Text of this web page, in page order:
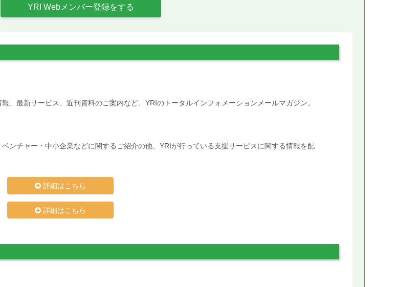
YRI Webメンバー登録をする
、最新サービス、近刊資料のご案内など、YRIのトータルインフォメーションメールマガジン。
ンチャー・中小企業などに関するご紹介の他、YRIが行っている支援サービスに関する情報を配
詳細はこちら
詳細はこちら